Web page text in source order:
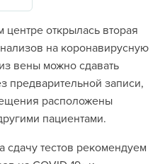
центре открылась вторая
на коронавирусную
вены можно сдавать
предварительной записи,
расположены
пациентами.
тестов рекомендуем